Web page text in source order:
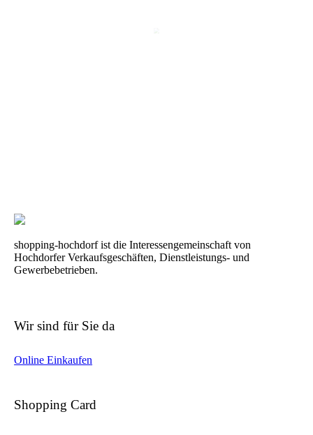
shopping-hochdorf ist die Interessengemeinschaft von
Hochdorfer Verkaufsgeschäften, Dienstleistungs- und
Gewerbebetrieben.
Wir sind für Sie da
Online Einkaufen
Shopping Card